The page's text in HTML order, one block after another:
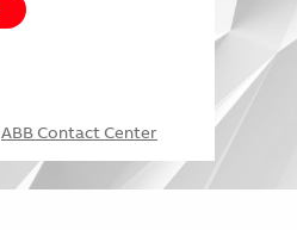
ABB Contact Center